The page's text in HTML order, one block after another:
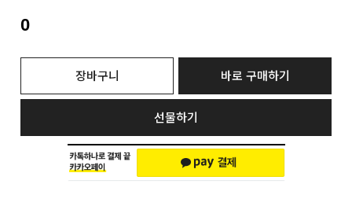
0
장바구니 바로 구매하기
선물하기